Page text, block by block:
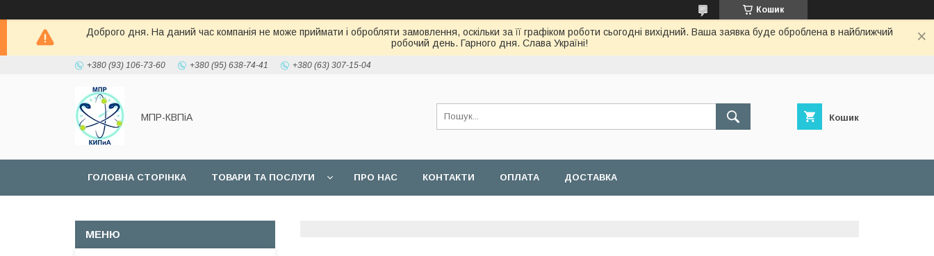
Кошик
Доброго дня. На даний час компанія не може приймати і обробляти замовлення, оскільки за її графіком роботи сьогодні вихідний. Ваша заявка буде оброблена в найближчий
робочий день. Гарного дня. Слава Україні!
+380 (93) 106-73-60 +380 (95) 638-74-41 +380 (63) 307-15-04
МПР-КВПіА Кошик
ГОЛОВНА СТОРІНКА ТОВАРИ ТА ПОСЛУГИ ПРО НАС КОНТАКТИ ОПЛАТА ДОСТАВКА